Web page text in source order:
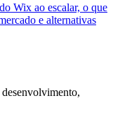
Wix ao escalar, o que
e alternativas